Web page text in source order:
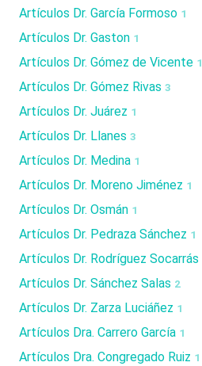
Artículos Dr. García Formoso 1
Artículos Dr. Gaston 1
Artículos Dr. Gómez de Vicente 1
Artículos Dr. Gómez Rivas 3
Artículos Dr. Juárez 1
Artículos Dr. Llanes 3
Artículos Dr. Medina 1
Artículos Dr. Moreno Jiménez 1
Artículos Dr. Osmán 1
Artículos Dr. Pedraza Sánchez 1
Artículos Dr. Rodríguez Socarrás
Artículos Dr. Sánchez Salas 2
Artículos Dr. Zarza Luciáñez 1
Artículos Dra. Carrero García 1
Artículos Dra. Congregado Ruiz 1